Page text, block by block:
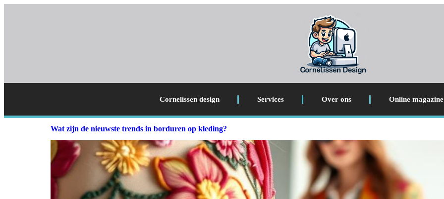
Cornelissen design Services Over ons Online magazine
Wat zijn de nieuwste trends in borduren op kleding?